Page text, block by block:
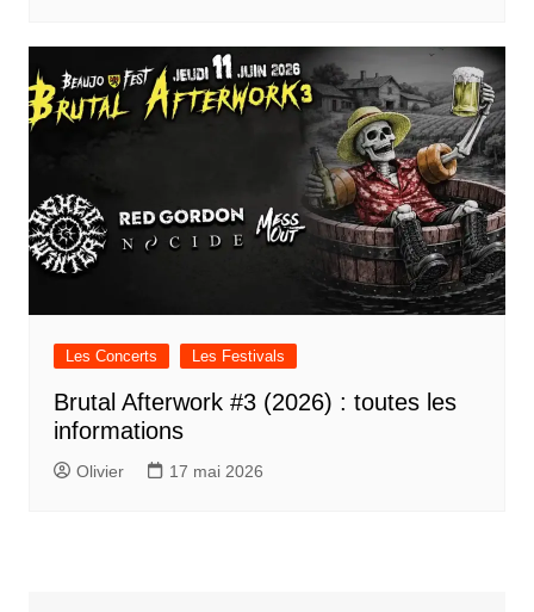
Les Concerts Les Festivals
Brutal Afterwork #3 (2026) : toutes les
informations
Olivier 17 mai 2026